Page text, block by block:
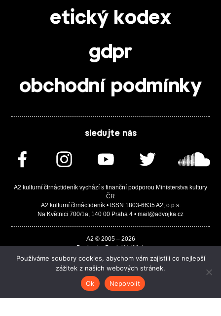
etický kodex
gdpr
obchodní podmínky
sledujte nás
A2 kulturní čtrnáctideník vychází s finanční podporou Ministerstva kultury
ČR
A2 kulturní čtrnáctideník • ISSN 1803-6635 A2, o.p.s.
Na Květnici 700/1a, 140 00 Praha 4 • mail@advojka.cz
A2 © 2005 – 2026
Design by Daniel Vojtíšek
Built by JASA-IT & ChSoft
Používáme soubory cookies, abychom vám zajistili co nejlepší
zážitek z našich webových stránek.
Ok
Nepovolit